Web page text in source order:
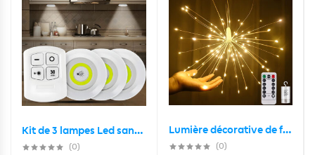
Kit de 3 lampes Led sans fil avec télécommande
(0)
Lumière décorative de feux d’artifice en LED
(0)